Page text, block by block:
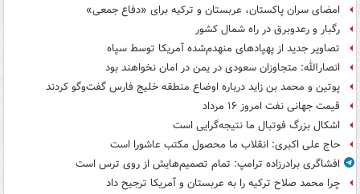
امضای سران پاکستان، عربستان و ترکیه برای «دفاع جمعی»
رگبار و رعدوبرق در راه شمال کشور
تصاویر جدید از پهپادهای منهدم‌شده آمریکا توسط سپاه
انصارالله: متجاوزان سعودی در یمن در امان نخواهند بود
پوتین و محمد بن زاید درباره اوضاع منطقه خلیج فارس گفت‌وگو کردند
قیمت جهانی نفت امروز ۱۶ مرداد
اشکال بزرگ فوتبال ما نتیجه‌گرایی است
حاج علی اکبری: انقلاب ما محصول مکتب عاشورا است
افشاگری برادرزاده ترامپ: تمام تصمیم‌هایش از روی ترس است
چرا محمد صلاح ترکیه را به عربستان و آمریکا ترجیح داد